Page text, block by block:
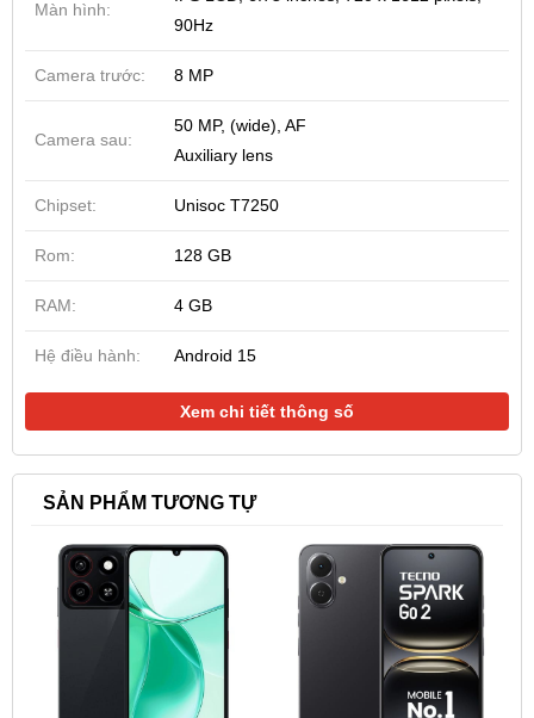
Màn hình:
90Hz
Camera trước: 8 MP
Camera sau:
50 MP, (wide), AF
Auxiliary lens
Chipset: Unisoc T7250
Rom: 128 GB
RAM: 4 GB
Hệ điều hành: Android 15
Xem chi tiết thông số
SẢN PHẨM TƯƠNG TỰ